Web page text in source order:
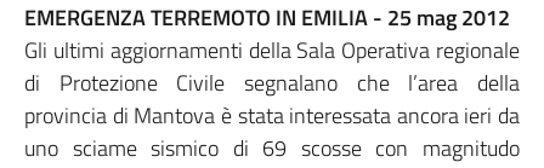
EMERGENZA TERREMOTO IN EMILIA - 25 mag 2012
Gli ultimi aggiornamenti della Sala Operativa regionale
di Protezione Civile segnalano che l’area della
provincia di Mantova è stata interessata ancora ieri da
uno sciame sismico di 69 scosse con magnitudo